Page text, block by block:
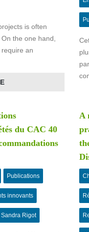
is often
the one hand,
an
du CAC 40
Publications
innovants
Sandra Rigot
A